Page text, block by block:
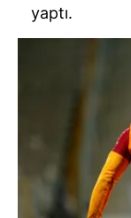
yaptı.